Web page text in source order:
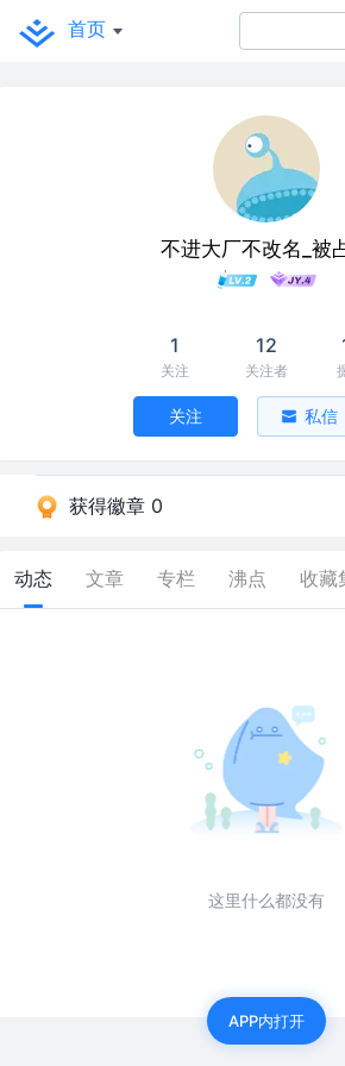
首页
不进大厂不改名_被
1
关注
12
关注者
关注 私信
获得徽章 0
动态 文章 专栏 沸点 收藏
这里什么都没有
APP内打开